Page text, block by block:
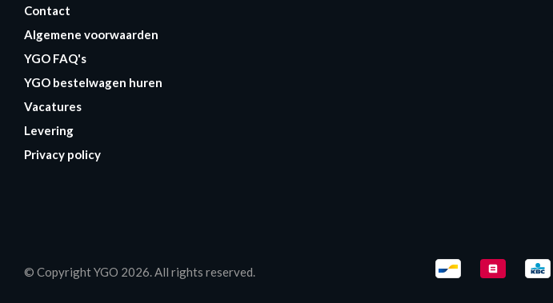
Contact
Algemene voorwaarden
YGO FAQ's
YGO bestelwagen huren
Vacatures
Levering
Privacy policy
© Copyright YGO 2026. All rights reserved.